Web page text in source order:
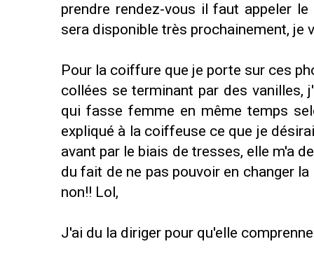
prendre rendez-vous il faut appeler
sera disponible très prochainement, je
Pour la coiffure que je porte sur ces
collées se terminant par des vanilles,
qui fasse femme en même temps
expliqué à la coiffeuse ce que je
avant par le biais de tresses, elle m'a
du fait de ne pas pouvoir en changer
non!! Lol,
J'ai du la diriger pour qu'elle